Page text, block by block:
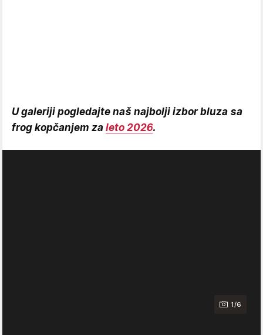
U galeriji pogledajte naš najbolji izbor bluza sa
frog kopčanjem za leto 2026.
1/6